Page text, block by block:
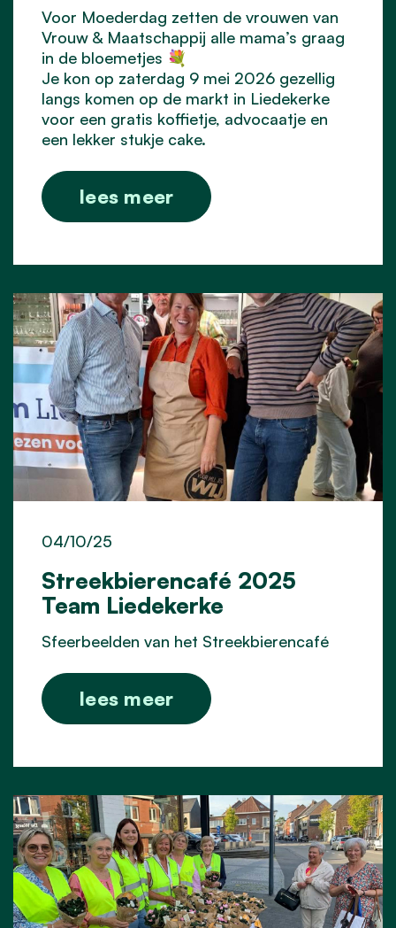
Voor Moederdag zetten de vrouwen van
Vrouw & Maatschappij alle mama’s graag
in de bloemetjes 💐
Je kon op zaterdag 9 mei 2026 gezellig
langs komen op de markt in Liedekerke
voor een gratis koffietje, advocaatje en
een lekker stukje cake.
lees meer
Streekbierencafé 2025
Team Liedekerke
04/10/25
Sfeerbeelden van het Streekbierencafé
lees meer